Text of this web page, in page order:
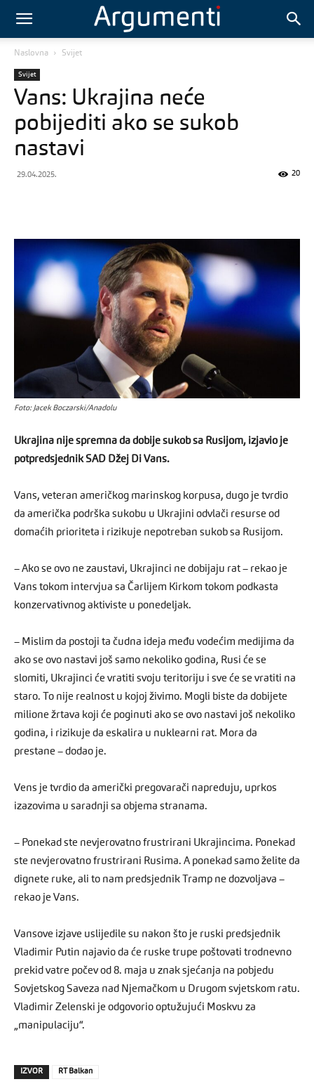
Naslovna Svijet
Svijet
Vans: Ukrajina neće
pobijediti ako se sukob
nastavi
29.04.2025. 20
Foto: Jacek Boczarski/Anadolu
Ukrajina nije spremna da dobije sukob sa Rusijom, izjavio je
potpredsjednik SAD Džej Di Vans.
Vans, veteran američkog marinskog korpusa, dugo je tvrdio
da američka podrška sukobu u Ukrajini odvlači resurse od
domaćih prioriteta i rizikuje nepotreban sukob sa Rusijom.
– Ako se ovo ne zaustavi, Ukrajinci ne dobijaju rat – rekao je
Vans tokom intervjua sa Čarlijem Kirkom tokom podkasta
konzervativnog aktiviste u ponedeljak.
– Mislim da postoji ta čudna ideja među vodećim medijima da
ako se ovo nastavi još samo nekoliko godina, Rusi će se
slomiti, Ukrajinci će vratiti svoju teritoriju i sve će se vratiti na
staro. To nije realnost u kojoj živimo. Mogli biste da dobijete
milione žrtava koji će poginuti ako se ovo nastavi još nekoliko
godina, i rizikuje da eskalira u nuklearni rat. Mora da
prestane – dodao je.
Vens je tvrdio da američki pregovarači napreduju, uprkos
izazovima u saradnji sa objema stranama.
– Ponekad ste nevjerovatno frustrirani Ukrajincima. Ponekad
ste nevjerovatno frustrirani Rusima. A ponekad samo želite da
dignete ruke, ali to nam predsjednik Tramp ne dozvoljava –
rekao je Vans.
Vansove izjave uslijedile su nakon što je ruski predsjednik
Vladimir Putin najavio da će ruske trupe poštovati trodnevno
prekid vatre počev od 8. maja u znak sjećanja na pobjedu
Sovjetskog Saveza nad Njemačkom u Drugom svjetskom ratu.
Vladimir Zelenski je odgovorio optužujući Moskvu za
„manipulaciju“.
IZVOR RT Balkan